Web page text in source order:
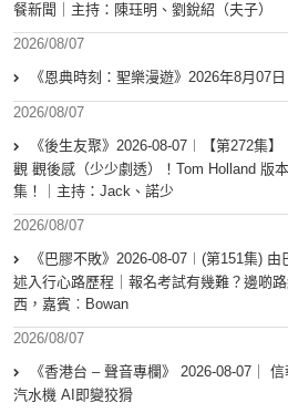
餐新聞｜主持：陳珏明、劉銳紹（夫子）
2026/08/07
《恩典時刻：聖樂漫遊》2026年8月07
2026/08/07
《後生友聚》2026-08-07︱【第272集
觀 觀後感（少少劇透）！Tom Holland 版
集！｜主持：Jack、諾少
2026/08/07
《巴膠不敗》2026-08-07︱(第151集)
述入行心路歷程｜報名考試有幾難？邊啲
西，嘉賓︰Bowan
2026/08/07
《香港台 – 聲音專欄》 2026-08-07｜
汽水機 AI即變狡猾